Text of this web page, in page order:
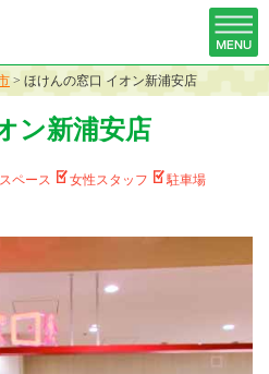
> ほけんの窓口 イオン新浦安店
ン新浦安店
ペース 女性スタッフ
駐車場